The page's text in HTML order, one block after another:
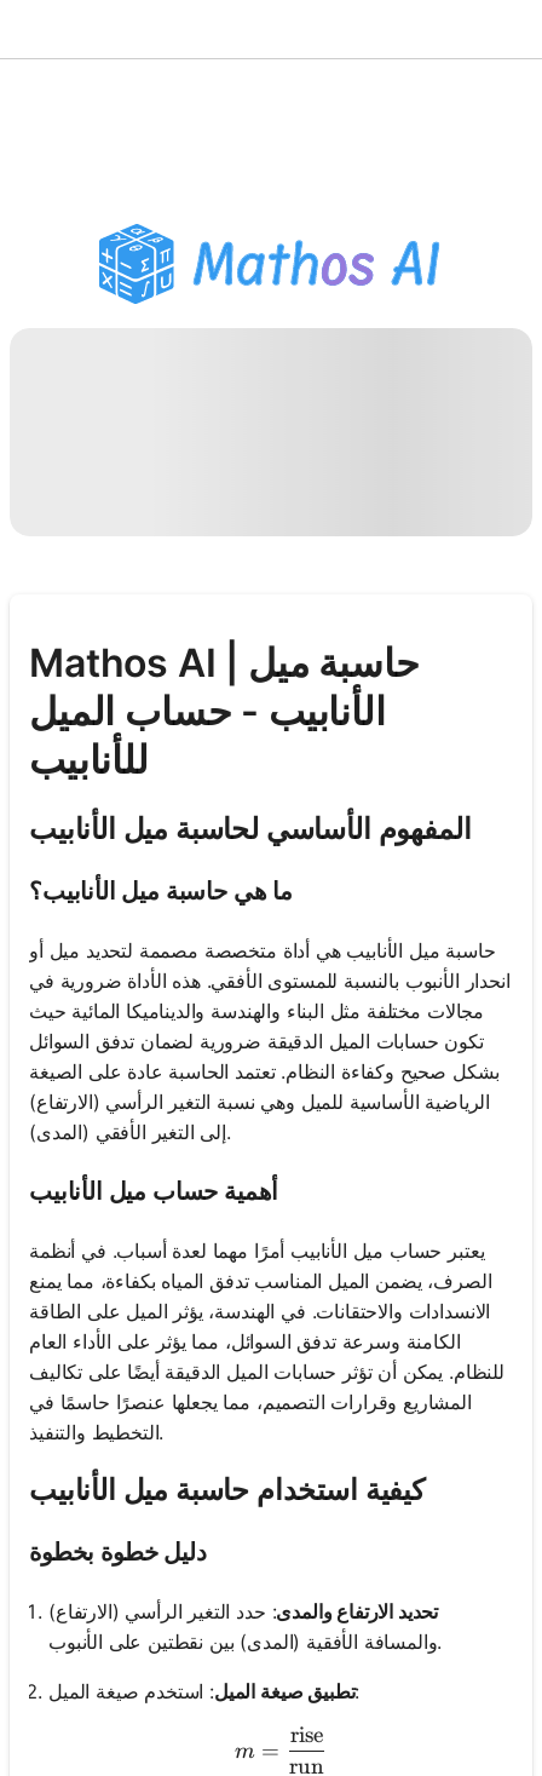
مساعد واجبات PDF
أدوات الدراسة
Mathos AI | حاسبة ميل
الأنابيب - حساب الميل
للأنابيب
المفهوم الأساسي لحاسبة ميل الأنابيب
ما هي حاسبة ميل الأنابيب؟
حاسبة ميل الأنابيب هي أداة متخصصة مصممة لتحديد ميل أو
انحدار الأنبوب بالنسبة للمستوى الأفقي. هذه الأداة ضرورية في
مجالات مختلفة مثل البناء والهندسة والديناميكا المائية حيث
تكون حسابات الميل الدقيقة ضرورية لضمان تدفق السوائل
بشكل صحيح وكفاءة النظام. تعتمد الحاسبة عادة على الصيغة
الرياضية الأساسية للميل وهي نسبة التغير الرأسي (الارتفاع)
إلى التغير الأفقي (المدى).
أهمية حساب ميل الأنابيب
يعتبر حساب ميل الأنابيب أمرًا مهما لعدة أسباب. في أنظمة
الصرف، يضمن الميل المناسب تدفق المياه بكفاءة، مما يمنع
الانسدادات والاحتقانات. في الهندسة، يؤثر الميل على الطاقة
الكامنة وسرعة تدفق السوائل، مما يؤثر على الأداء العام
للنظام. يمكن أن تؤثر حسابات الميل الدقيقة أيضًا على تكاليف
المشاريع وقرارات التصميم، مما يجعلها عنصرًا حاسمًا في
التخطيط والتنفيذ.
كيفية استخدام حاسبة ميل الأنابيب
دليل خطوة بخطوة
تحديد الارتفاع والمدى: حدد التغير الرأسي (الارتفاع)
والمسافة الأفقية (المدى) بين نقطتين على الأنبوب.
تطبيق صيغة الميل: استخدم صيغة الميل:
m =
m =
run
rise